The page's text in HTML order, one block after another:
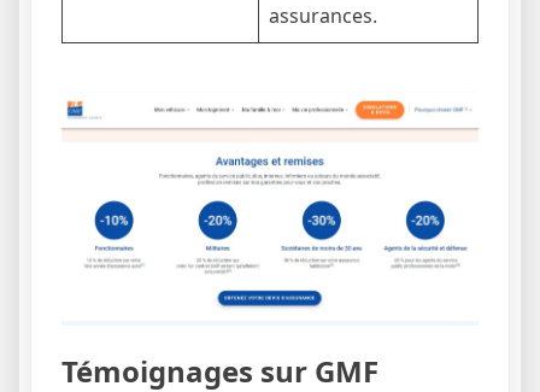
assurances.
Témoignages sur GMF